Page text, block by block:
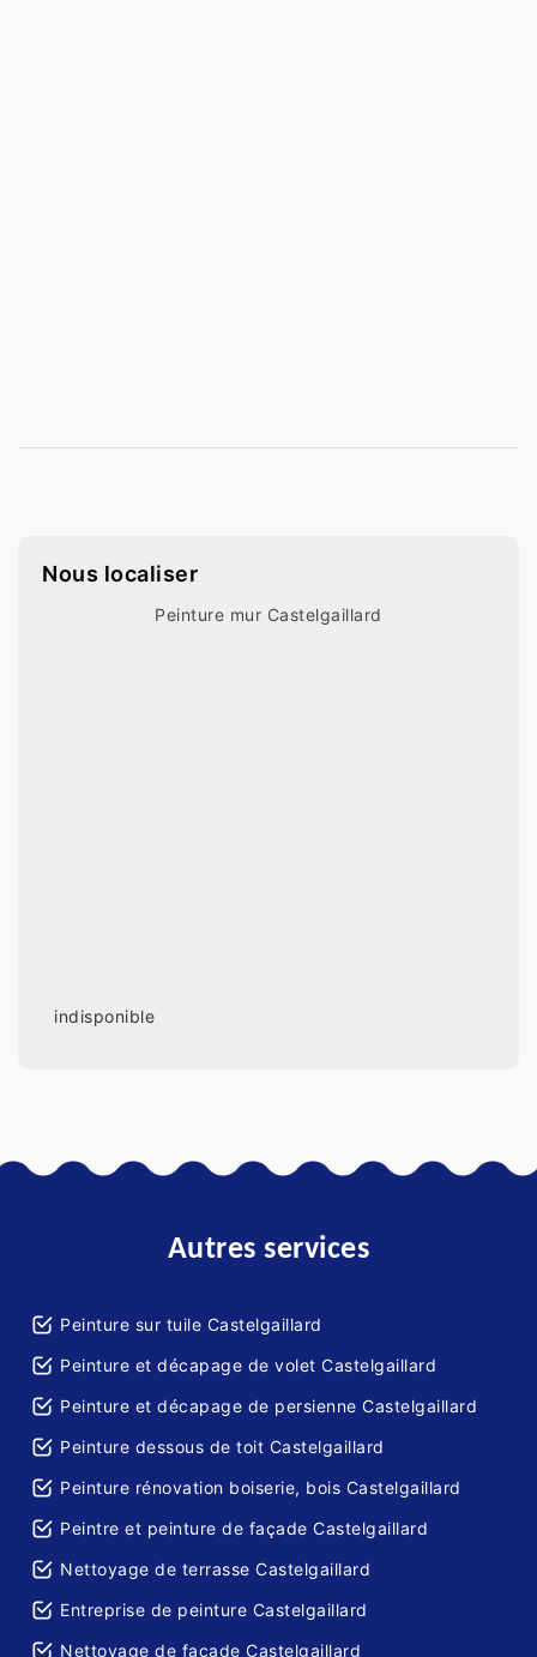
Nous localiser
Peinture mur Castelgaillard
indisponible
Autres services
Peinture sur tuile Castelgaillard
Peinture et décapage de volet Castelgaillard
Peinture et décapage de persienne Castelgaillard
Peinture dessous de toit Castelgaillard
Peinture rénovation boiserie, bois Castelgaillard
Peintre et peinture de façade Castelgaillard
Nettoyage de terrasse Castelgaillard
Entreprise de peinture Castelgaillard
Nettoyage de façade Castelgaillard